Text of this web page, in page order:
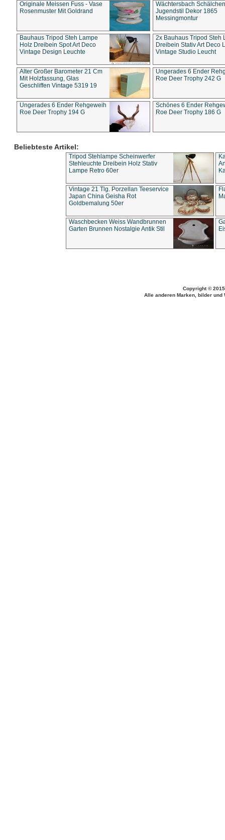
Originale Meissen Fuss - Vase
Rosenmuster Mit Goldrand
Wächtersbach Schälchen
Jugendstil Dekor 1865
Messingmontur
Bauhaus Tripod Steh Lampe
Holz Dreibein Spot Art Deco
Vintage Design Leuchte
2x Bauhaus Tripod Steh
Dreibein Stativ Art Deco
Vintage Studio Leucht
Alter Großer Barometer 21 Cm
Mit Holzfassung, Glas
Geschliffen Vintage 5319 19
Ungerades 6 Ender
Roe Deer Trophy 242 G
Ungerades 6 Ender Rehgeweih
Roe Deer Trophy 194 G
Schönes 6 Ender
Roe Deer Trophy 186 G
Beliebteste Artikel:
Tripod Stehlampe Scheinwerfer
Stehleuchte Dreibein Holz Stativ
Lampe Retro 60er
Vintage 21 Tlg. Porzellan Teeservice
Japan China Geisha Rot
Goldbemalung 50er
Waschbecken Weiss Wandbrunnen
Garten Brunnen Nostalgie Antik Stil
Copyright ©
Alle anderen Marken, bilder und